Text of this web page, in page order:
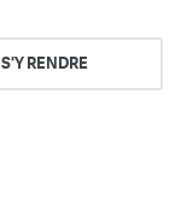
S'Y RENDRE